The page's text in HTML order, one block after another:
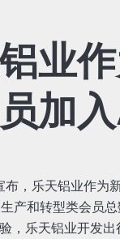
业
加
布，乐天铝业作为
产和转型类会员
，乐天铝业开发